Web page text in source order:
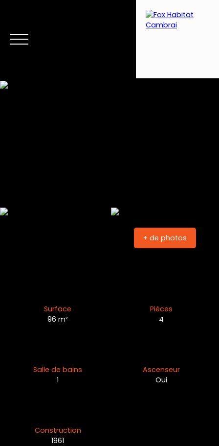
+ de photos
Surface
96m²
Pièces
4
Salle de bains
1
Ascenseur
Oui
Construction
1961